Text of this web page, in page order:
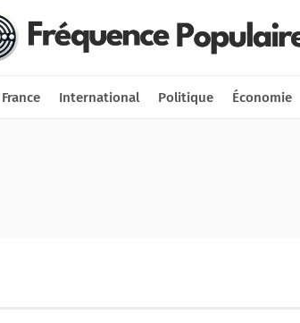
International Politique Économie
Nous soutenir